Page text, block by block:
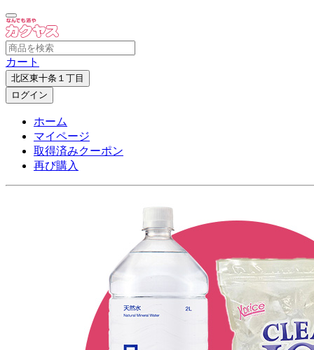
カート
北区東十条１丁目
ログイン
ホーム
マイページ
取得済みクーポン
再び購入